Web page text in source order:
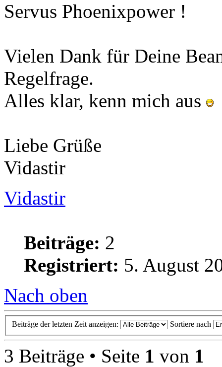
Servus Phoenixpower !
Vielen Dank für Deine
Regelfrage.
Alles klar, kenn mich aus
Liebe Grüße
Vidastir
Vidastir
Beiträge: 2
Registriert: 5. August
Nach oben
Beiträge der letzten Zeit anzeigen: Sortiere nach
3 Beiträge • Seite 1 von 1